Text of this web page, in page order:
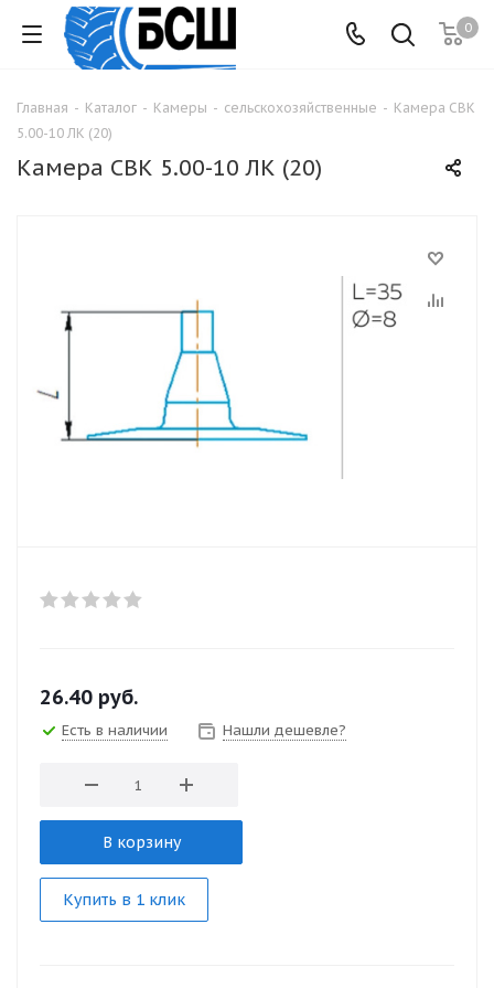
0
Главная - Каталог - Камеры - сельскохозяйственные - Камера СВК
5.00-10 ЛК (20)
Камера СВК 5.00-10 ЛК (20)
26.40 руб.
Есть в наличии Нашли дешевле?
В корзину
Купить в 1 клик